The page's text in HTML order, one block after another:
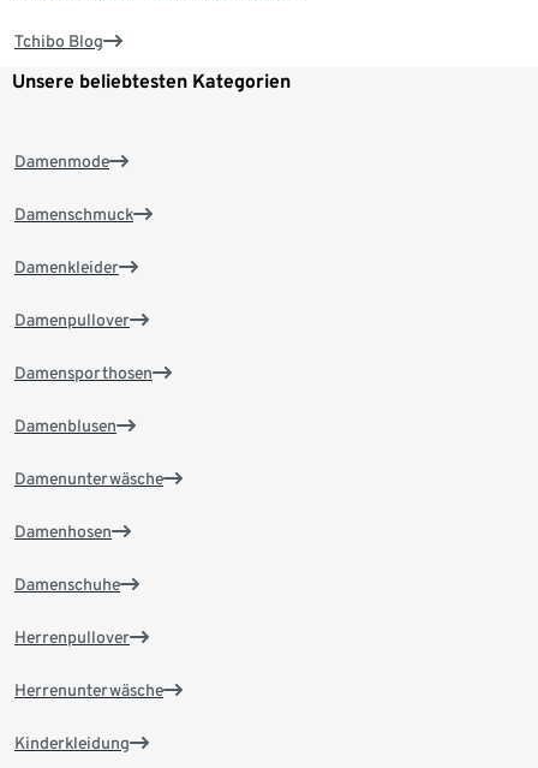
Tchibo Blog
Unsere beliebtesten Kategorien
Damenmode
Damenschmuck
Damenkleider
Damenpullover
Damensporthosen
Damenblusen
Damenunterwäsche
Damenhosen
Damenschuhe
Herrenpullover
Herrenunterwäsche
Kinderkleidung